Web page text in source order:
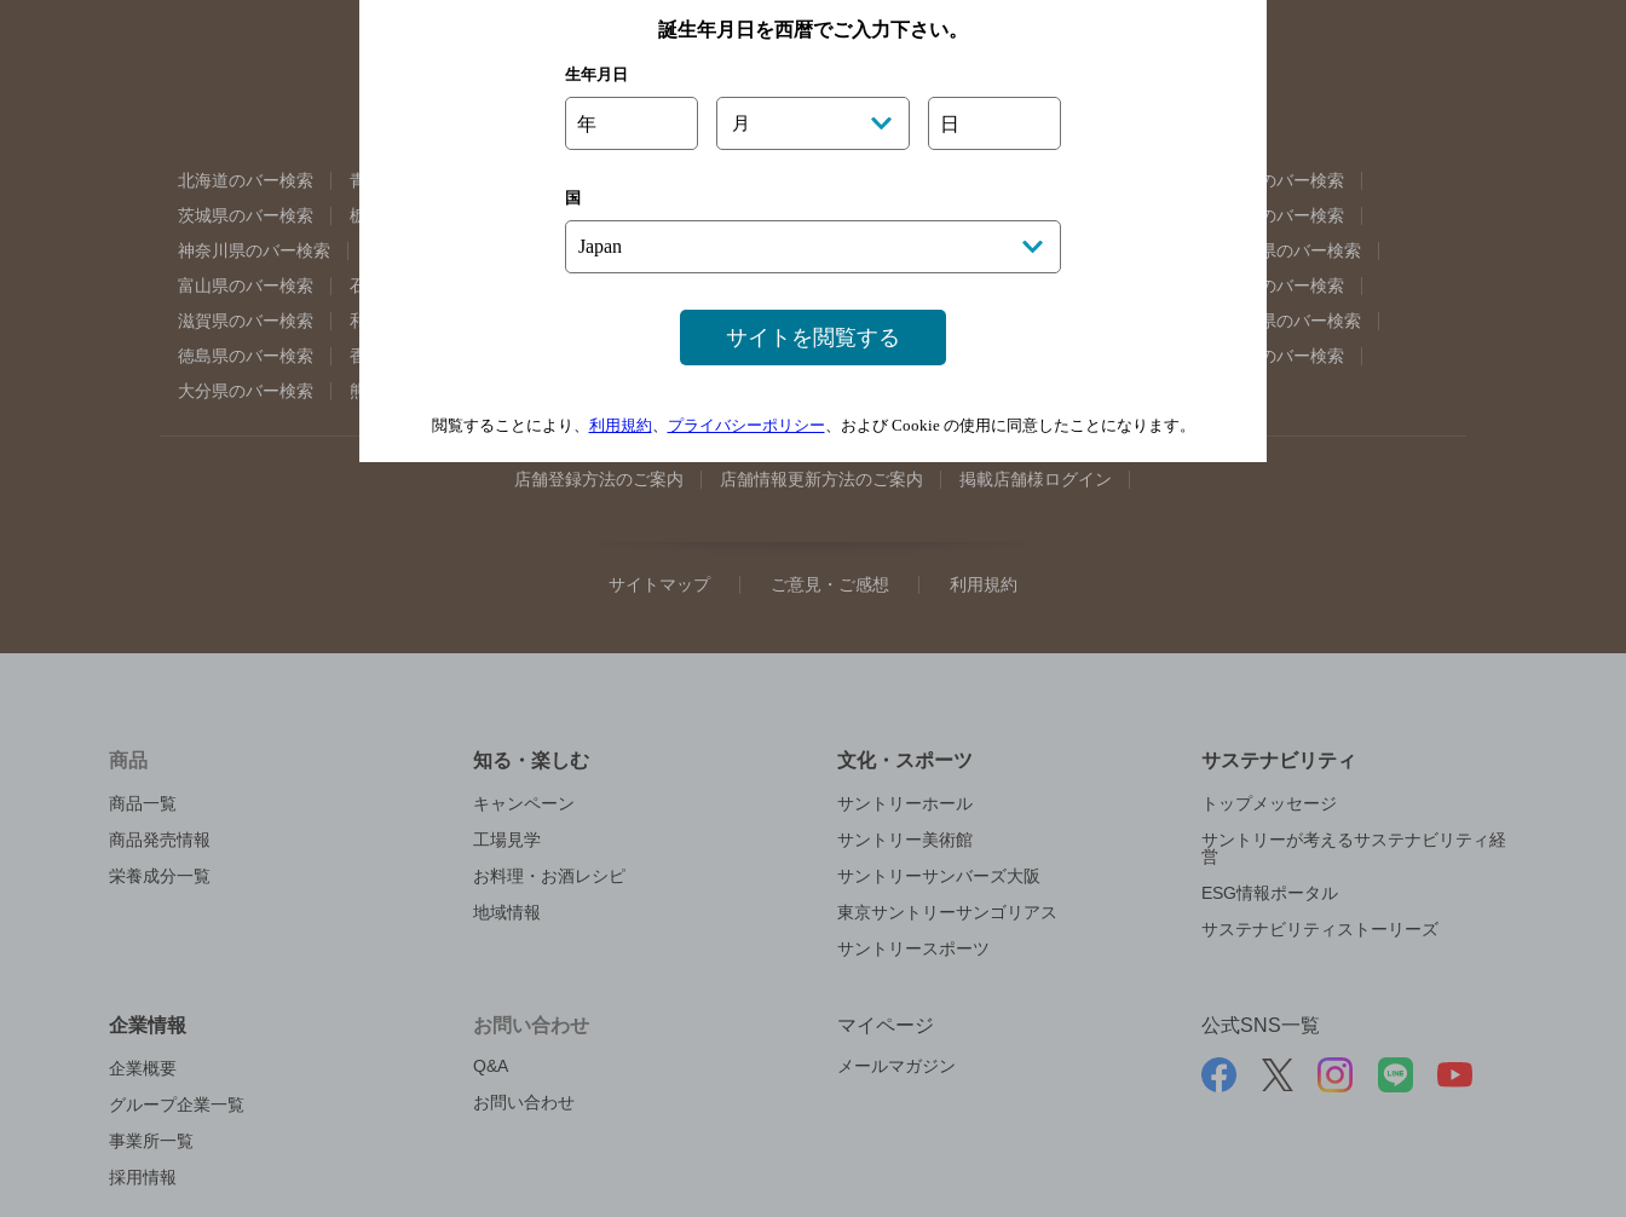
北海道のバー検索 青森県のバー検索
福島県のバー検索
茨城県のバー検索
栃木県のバー検索
東京都のバー検索
神奈川県のバー検索
埼玉県のバー検索
岐阜県のバー検索
富山県のバー検索
石川県のバー検索
奈良県のバー検索
滋賀県のバー検索
和歌山県のバー検索 山口県のバー検索
島根県のバー検索
徳島県のバー検索
香川県のバー検索
佐賀県のバー検索
大分県のバー検索
熊本県のバー検索
店舗登録方法のご案内 店舗情報更新方法のご案内 掲載店舗様ログイン
サイトマップ ご意見・ご感想 利用規約
商品
商品一覧
商品発売情報
栄養成分一覧
知る・楽しむ
キャンペーン
工場見学
お料理・お酒レシピ
地域情報
文化・スポーツ
サントリーホール
サントリー美術館
サントリーサンバーズ大阪
東京サントリーサンゴリアス
サントリースポーツ
サステナビリティ
トップメッセージ
サントリーが考えるサステナビリティ経
営
ESG情報ポータル
サステナビリティストーリーズ
企業情報
企業概要
グループ企業一覧
事業所一覧
採用情報
お問い合わせ
Q&A
お問い合わせ
マイページ
メールマガジン
公式SNS一覧
誕生年月日を西暦でご入力下さい。
生年月日
年 月 日
国
サイトを閲覧する
閲覧することにより、 利用規約、 プライバシーポリシー、および Cookie の使用に同意したことになります。